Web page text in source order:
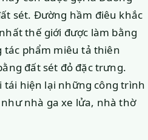
sét. Đường hầm điêu khắc
thế giới được làm bằng
tác phẩm miêu tả thiên
đất sét đỏ đặc trưng.
tái hiện lại những công trình
nhà ga xe lửa, nhà thờ